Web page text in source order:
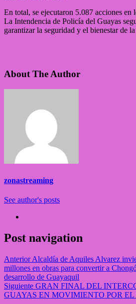
En total, se ejecutaron 5.087 acciones en
La Intendencia de Policía del Guayas
garantizar la seguridad y el bienestar de
About The Author
zonastreaming
See author's posts
Post navigation
AnteriorAlcaldía de Aquiles Alvarez
millones en obras para convertir a
desarrollo de Guayaquil
Siguiente GRAN FINAL DEL
GUAYAS EN MOVIMIENTO POR EL